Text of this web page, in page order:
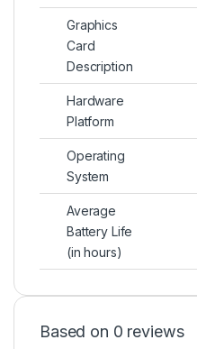
Graphics
Card
Description
Hardware
Platform
Operating
System
Average
Battery Life
(in hours)
Based on 0 reviews